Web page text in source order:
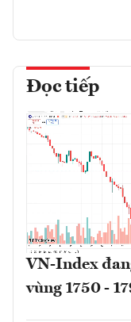
Đọc tiếp
VN-Index
vùng 1750 -